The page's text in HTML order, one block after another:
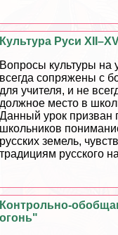
Культура Руси
Вопросы культуры на
всегда сопряжены с
для учителя, и не
должное место в
Данный урок призван
школьников
русских земель,
традициям русского
Контрольно-
огонь"